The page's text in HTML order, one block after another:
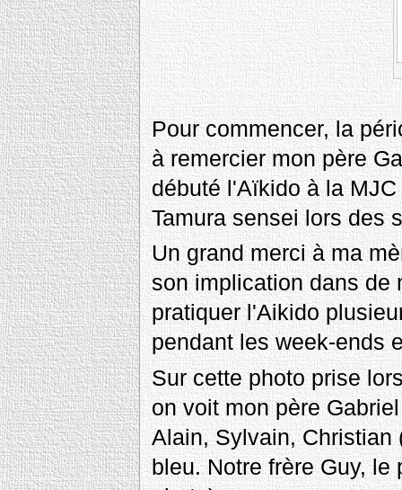
Pour commencer, la
à remercier mon père
débuté l'Aïkido à la
Tamura sensei lors des
Un grand merci à ma
son implication dans de
pratiquer l'Aikido
pendant les week-ends
Sur cette photo prise
on voit mon père
Alain, Sylvain, Christian
bleu. Notre frère Guy, le